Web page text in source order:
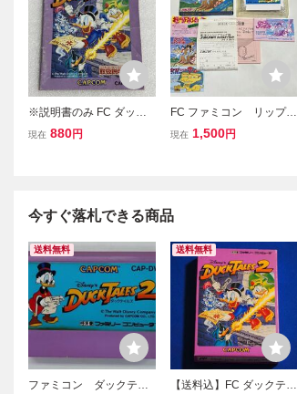
※説明書のみ FC ダック
テイルズ2 ファミコン
現在 880円
FC ファミコン リップル
アイランド 箱 ソフト 説
現在 1,500円
今すぐ落札できる商品
送料無料
ファミコン ダックテイ
送料無料
【送料込】FC ダックテイ